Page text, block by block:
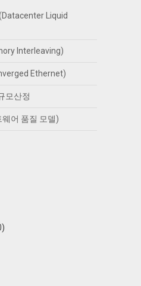
Liquid
Interleaving)
Ethernet)
모산정
웨어 품질 모델)